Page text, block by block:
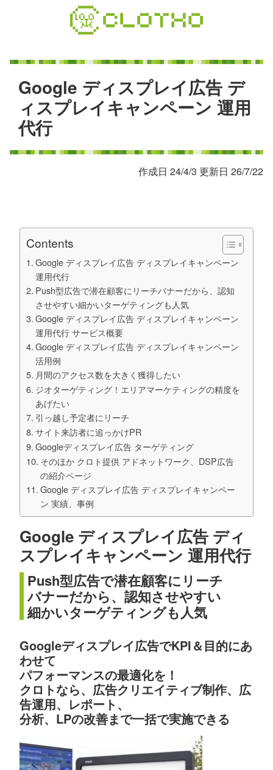
Google ディスプレイ広告 デ
ィスプレイキャンペーン 運用
代行
作成日 24/4/3 更新日 26/7/22
Contents
Google ディスプレイ広告 ディスプレイキャンペーン
運用代行
Push型広告で潜在顧客にリーチバナーだから、認知
させやすい細かいターゲティングも人気
Google ディスプレイ広告 ディスプレイキャンペーン
運用代行 サービス概要
Google ディスプレイ広告 ディスプレイキャンペーン
活用例
月間のアクセス数を大きく獲得したい
ジオターゲティング！エリアマーケティングの精度を
あげたい
引っ越し予定者にリーチ
サイト来訪者に追っかけPR
Googleディスプレイ広告 ターゲティング
そのほか クロト提供 アドネットワーク、DSP広告
の紹介ページ
Google ディスプレイ広告 ディスプレイキャンペー
ン 実績、事例
Google ディスプレイ広告 ディ
スプレイキャンペーン 運用代行
Push型広告で潜在顧客にリーチ
バナーだから、認知させやすい
細かいターゲティングも人気
Googleディスプレイ広告でKPI＆目的にあ
わせて
パフォーマンスの最適化を！
クロトなら、広告クリエイティブ制作、広
告運用、レポート、
分析、LPの改善まで一括で実施できる